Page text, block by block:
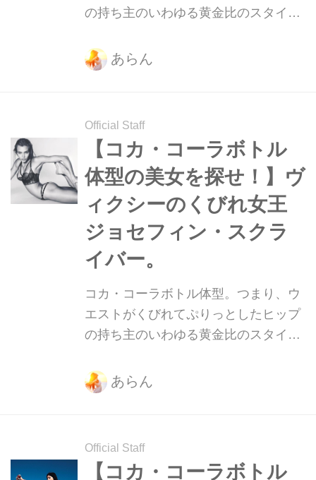
の持ち主のいわゆる黄金比のスタイ
紹介していきます！
あらん
Official Staff
【コカ・コーラボトル
体型の美女を探せ！】ヴ
ィクシーのくびれ女王
ジョセフィン・スクラ
イバー。
コカ・コーラボトル体型。つまり、ウ
エストがくびれてぷりっとしたヒップ
の持ち主のいわゆる黄金比のスタイ
発掘していきます！ 今回のコカ・コー
ラボトルボディ美女は、2015年にヴィ
出身の「ジョセフィン・スクライバ
あらん
Official Staff
【コカ・コーラボトル